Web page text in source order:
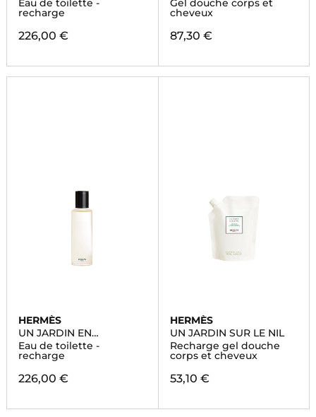
Eau de toilette -
recharge
226,00 €
Gel douche corps et
cheveux
87,30 €
HERMÈS
UN JARDIN EN
MEDITERRANEE
Eau de toilette -
recharge
226,00 €
HERMÈS
UN JARDIN SUR LE NIL
Recharge gel douche
corps et cheveux
53,10 €